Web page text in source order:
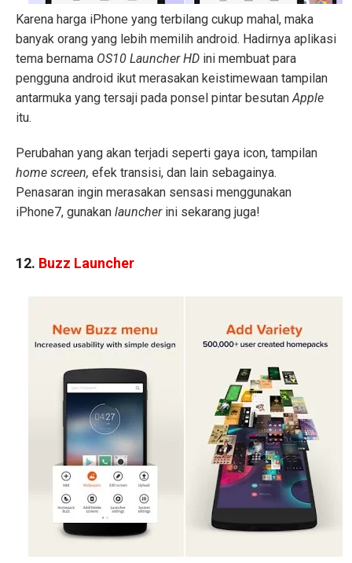
Karena harga iPhone yang terbilang cukup mahal, maka
banyak orang yang lebih memilih android. Hadirnya aplikasi
tema bernama OS10 Launcher HD ini membuat para
pengguna android ikut merasakan keistimewaan tampilan
antarmuka yang tersaji pada ponsel pintar besutanApple
itu.
Perubahan yang akan terjadi seperti gaya icon, tampilan
home screen, efek transisi, dan lain sebagainya.
Penasaran ingin merasakan sensasi menggunakan
iPhone7, gunakan launcher ini sekarang juga!
12. Buzz Launcher